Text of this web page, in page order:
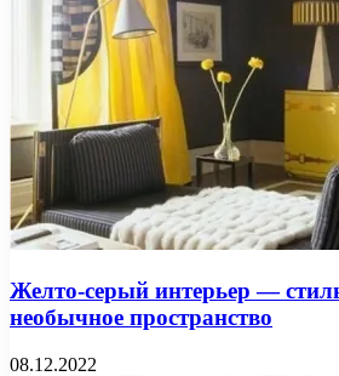
Желто-серый интерьер —
необычное пространство
08.12.2022